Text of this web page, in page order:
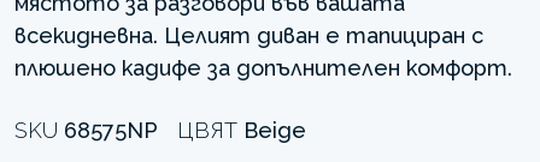
всекидневна. Целият диван е тапициран с
плюшено кадифе за допълнителен комфорт.
SKU 68575NP ЦВЯТ Beige